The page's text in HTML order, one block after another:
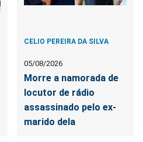
CELIO PEREIRA DA SILVA
05/08/2026
Morre a namorada de
locutor de rádio
assassinado pelo ex-
marido dela